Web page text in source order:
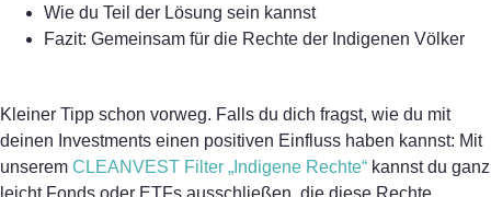
Wie du Teil der Lösung sein kannst
Fazit: Gemeinsam für die Rechte der Indigenen Völker
Kleiner Tipp schon vorweg. Falls du dich fragst, wie du mit
deinen Investments einen positiven Einfluss haben kannst: Mit
unserem CLEANVEST Filter „Indigene Rechte“ kannst du ganz